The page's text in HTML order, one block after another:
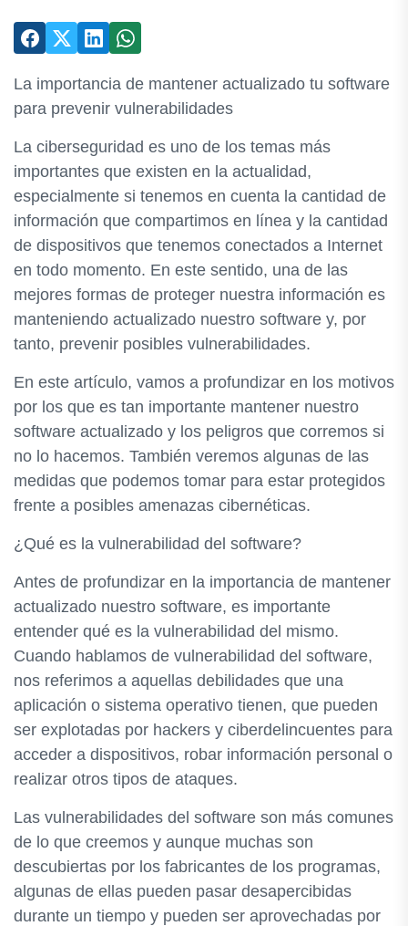
La importancia de mantener actualizado tu software
para prevenir vulnerabilidades
La ciberseguridad es uno de los temas más
importantes que existen en la actualidad,
especialmente si tenemos en cuenta la cantidad de
información que compartimos en línea y la cantidad
de dispositivos que tenemos conectados a Internet
en todo momento. En este sentido, una de las
mejores formas de proteger nuestra información es
manteniendo actualizado nuestro software y, por
tanto, prevenir posibles vulnerabilidades.
En este artículo, vamos a profundizar en los motivos
por los que es tan importante mantener nuestro
software actualizado y los peligros que corremos si
no lo hacemos. También veremos algunas de las
medidas que podemos tomar para estar protegidos
frente a posibles amenazas cibernéticas.
¿Qué es la vulnerabilidad del software?
Antes de profundizar en la importancia de mantener
actualizado nuestro software, es importante
entender qué es la vulnerabilidad del mismo.
Cuando hablamos de vulnerabilidad del software,
nos referimos a aquellas debilidades que una
aplicación o sistema operativo tienen, que pueden
ser explotadas por hackers y ciberdelincuentes para
acceder a dispositivos, robar información personal o
realizar otros tipos de ataques.
Las vulnerabilidades del software son más comunes
de lo que creemos y aunque muchas son
descubiertas por los fabricantes de los programas,
algunas de ellas pueden pasar desapercibidas
durante un tiempo y pueden ser aprovechadas por